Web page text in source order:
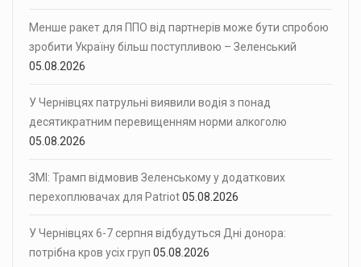
Менше ракет для ППО від партнерів може бути спробою
зробити Україну більш поступливою – Зеленський
05.08.2026
У Чернівцях патрульні виявили водія з понад
десятикратним перевищенням норми алкоголю
05.08.2026
ЗМІ: Трамп відмовив Зеленському у додаткових
перехоплювачах для Patriot05.08.2026
У Чернівцях 6-7 серпня відбудуться Дні донора:
потрібна кров усіх груп 05.08.2026